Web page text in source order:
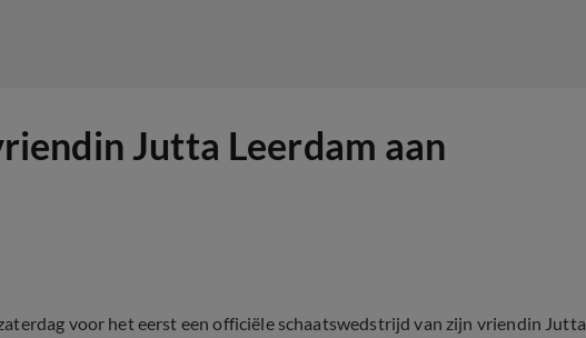
Jutta Leerdam aan
voor het eerst een officiële schaatswedstrijd van zijn vriendin Jutta